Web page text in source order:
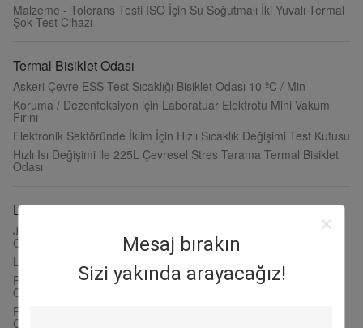
Mesaj bırakın
Sizi yakında arayacağız!
Malzeme - Tolerans Testi ISO İçin Su Soğutmalı İki Yuvalı Termal
Şok Test Cihazı
Termal Bisiklet Odası
Askeri Çevre ESS Test Sıcaklığı Bisiklet Odası 10 ºC / Min
Koruma / Dezenfeksiyon için Laboratuar Elektrotu Mini Vakum
Fırını
Elektronik Sektöründe İklim İçin Hızlı Sıcaklık Değişimi Test Kutusu
Hızlı Isı Değişimi ile 225L Çevresel Stres Tarama Termal Bisiklet
Odası
LED Test Cihazları
JIS CNS Standardı ile Paslanmaz Çelik Kaplamalı 160L LED Test
Cihazları
LED Parçalar İçin Özel Sıcaklık Nem Test Odası
Programlanabilir LED Işık Sıcaklık Bisiklet Odası, Çevresel Test
Odası
Programlanabilir LED Işık Test Cihazları Sıcaklık Nemi Test
Cihazları